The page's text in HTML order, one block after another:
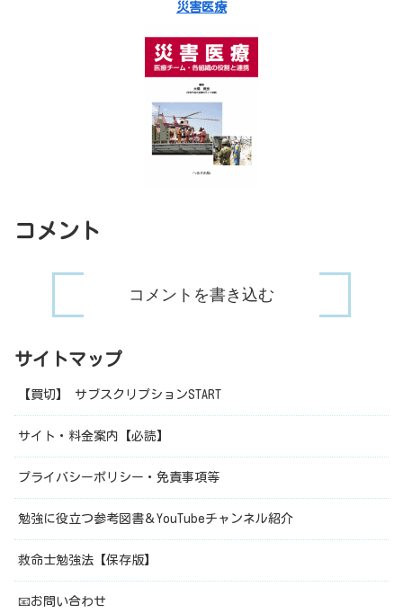
災害医療
コメント
コメントを書き込む
サイトマップ
【買切】 サブスクリプションSTART
サイト・料金案内【必読】
プライバシーポリシー・免責事項等
勉強に役立つ参考図書＆YouTubeチャンネル紹介
救命士勉強法【保存版】
📧お問い合わせ